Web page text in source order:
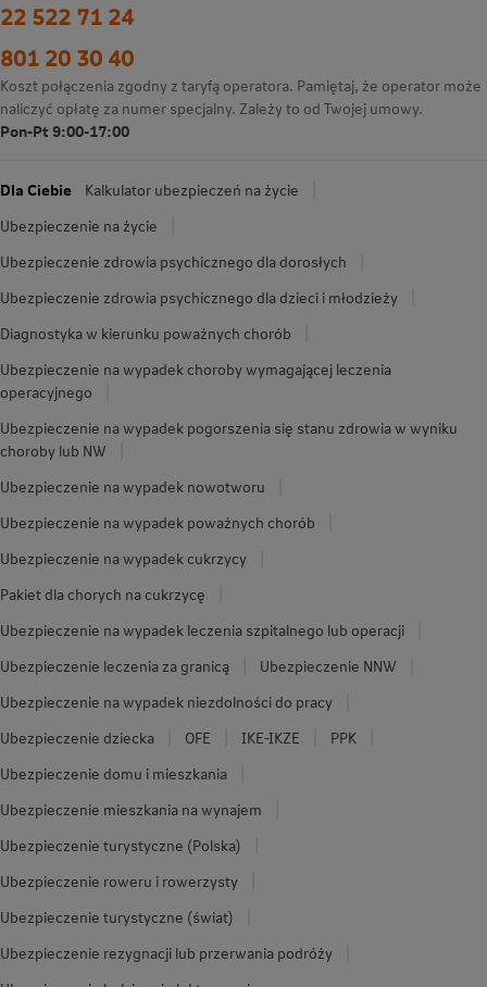
22 522 71 24
801 20 30 40
Koszt połączenia zgodny z taryfą operatora. Pamiętaj, że operator może
naliczyć opłatę za numer specjalny. Zależy to od Twojej umowy.
Pon-Pt 9:00-17:00
Dla Ciebie
Kalkulator ubezpieczeń na życie
Ubezpieczenie na życie
Ubezpieczenie zdrowia psychicznego dla dorosłych
Ubezpieczenie zdrowia psychicznego dla dzieci i młodzieży
Diagnostyka w kierunku poważnych chorób
Ubezpieczenie na wypadek choroby wymagającej leczenia
operacyjnego
Ubezpieczenie na wypadek pogorszenia się stanu zdrowia w wyniku
choroby lub NW
Ubezpieczenie na wypadek nowotworu
Ubezpieczenie na wypadek poważnych chorób
Ubezpieczenie na wypadek cukrzycy
Pakiet dla chorych na cukrzycę
Ubezpieczenie na wypadek leczenia szpitalnego lub operacji
Ubezpieczenie leczenia za granicą
Ubezpieczenie NNW
Ubezpieczenie na wypadek niezdolności do pracy
Ubezpieczenie dziecka
OFE IKE-IKZE
PPK
Ubezpieczenie domu i mieszkania
Ubezpieczenie mieszkania na wynajem
Ubezpieczenie turystyczne (Polska)
Ubezpieczenie roweru i rowerzysty
Ubezpieczenie turystyczne (świat)
Ubezpieczenie rezygnacji lub przerwania podróży